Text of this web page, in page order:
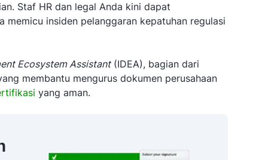
Staf HR dan legal Anda kini dapat
memicu insiden pelanggaran kepatuhan regulasi
Ecosystem Assistant(IDEA), bagian dari
membantu mengurus dokumen perusahaan
yang aman.